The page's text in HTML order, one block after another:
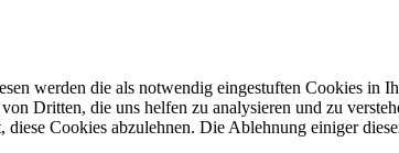
werden die als notwendig eingestuften Cookies in
Dritten, die uns helfen zu analysieren und zu
Cookies abzulehnen. Die Ablehnung einiger